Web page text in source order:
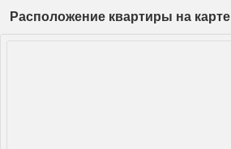
Расположение квартиры на карте